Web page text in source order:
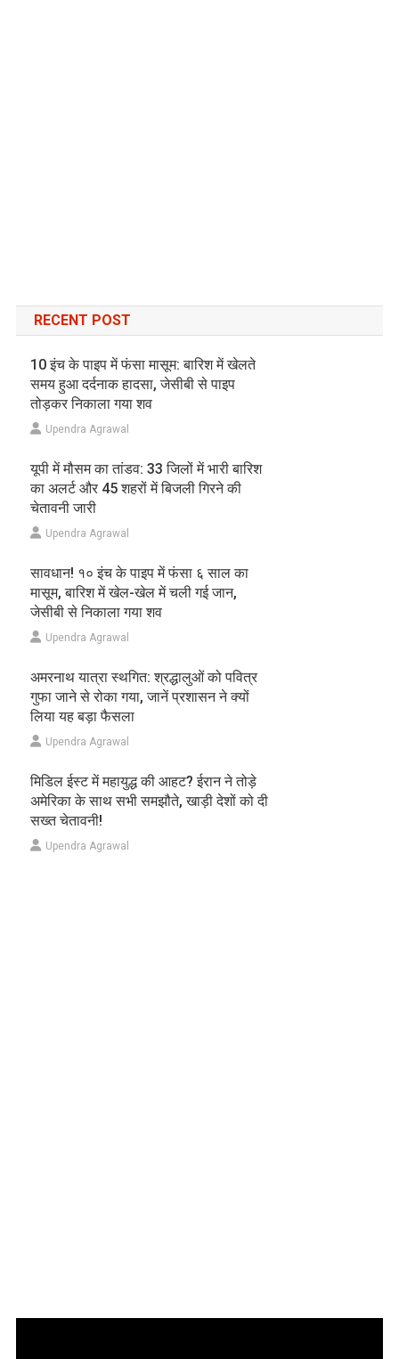
RECENT POST
10 इंच के पाइप में फंसा मासूम: बारिश में खेलते
समय हुआ दर्दनाक हादसा, जेसीबी से पाइप
तोड़कर निकाला गया शव
Upendra Agrawal
यूपी में मौसम का तांडव: 33 जिलों में भारी बारिश
का अलर्ट और 45 शहरों में बिजली गिरने की
चेतावनी जारी
Upendra Agrawal
सावधान! १० इंच के पाइप में फंसा ६ साल का
मासूम, बारिश में खेल-खेल में चली गई जान,
जेसीबी से निकाला गया शव
Upendra Agrawal
अमरनाथ यात्रा स्थगित: श्रद्धालुओं को पवित्र
गुफा जाने से रोका गया, जानें प्रशासन ने क्यों
लिया यह बड़ा फैसला
Upendra Agrawal
मिडिल ईस्ट में महायुद्ध की आहट? ईरान ने तोड़े
अमेरिका के साथ सभी समझौते, खाड़ी देशों को दी
सख्त चेतावनी!
Upendra Agrawal